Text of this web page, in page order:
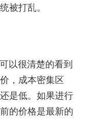
被打乱。
以很清楚的看到
，成本密集区
是低。如果进行
的价格是最新的